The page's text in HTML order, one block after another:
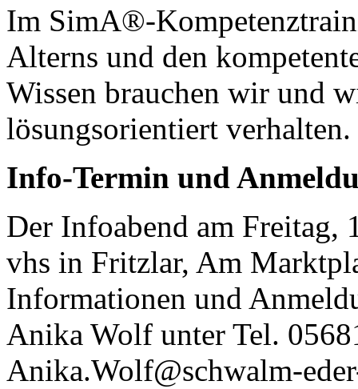
Im SimA®-
Alterns und den
Wissen brauchen wir und
lösungsorientiert verhalten.
Info-Termin und
Der Infoabend am
vhs in Fritzlar, Am
Informationen und
Anika Wolf unter Tel.
Anika.Wolf@schwalm-